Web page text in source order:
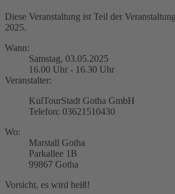
Diese Veranstaltung ist Teil der
2025.
Wann:
Samstag, 03.05.2025
16.00 Uhr - 16.30 Uhr
Veranstalter:
KulTourStadt Gotha GmbH
Telefon: 03621510430
Wo:
Marstall Gotha
Parkallee 1B
99867 Gotha
Vorsicht, es wird heiß!